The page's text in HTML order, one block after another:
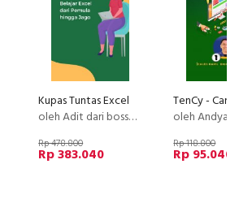
Kupas Tuntas Excel
oleh Adit dari bossexcel
Rp 478.800
Rp 383.040
oleh Andya
Rp 118.800
Rp 95.040